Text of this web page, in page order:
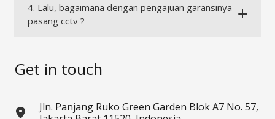
4. Lalu, bagaimana dengan pengajuan garansinya
pasang cctv ?
Get in touch
Jln. Panjang Ruko Green Garden Blok A7 No. 57,